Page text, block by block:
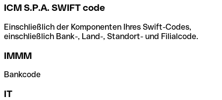
ICM S.P.A. SWIFT code
Einschließlich der Komponenten Ihres Swift-Codes,
einschließlich Bank-, Land-, Standort- und Filialcode.
IMMM
Bankcode
IT